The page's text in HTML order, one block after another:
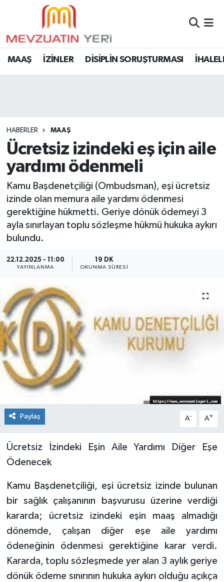
MAAŞ İZİNLER DİSİPLİN SORUŞTURMASI
HABERLER MAAŞ
Ücretsiz izindeki eş için aile
yardımı ödenmeli
Kamu Başdenetçiliği (Ombudsman), eşi ücretsiz
izinde olan memura aile yardımı ödenmesi
gerektiğine hükmetti. Geriye dönük ödemeyi 3
ayla sınırlayan toplu sözleşme hükmü hukuka aykırı
bulundu.
22.12.2025 - 11:00
YAYINLANMA
19 DK
OKUNMA SÜRESI
Paylaş A- A+
Ücretsiz İzindeki Eşin Aile Yardımı Diğer Eşe
Ödenecek
Kamu Başdenetçiliği, eşi ücretsiz izinde bulunan
bir sağlık çalışanının başvurusu üzerine verdiği
kararda; ücretsiz izindeki eşin maaş almadığı
dönemde, çalışan diğer eşe aile yardımı
ödeneğinin ödenmesi gerektiğine karar verdi.
Kararda, toplu sözleşmede yer alan 3 aylık geriye
dönük ödeme sınırının hukuka aykırı olduğu açıkça